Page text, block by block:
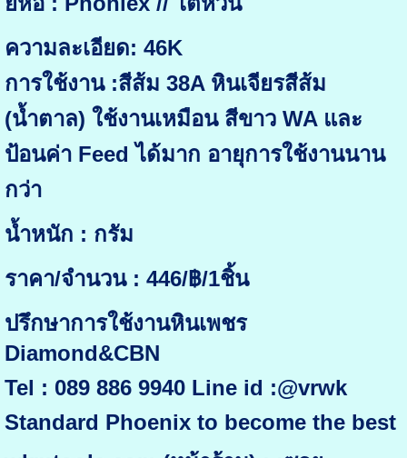
ความละเอียด: 46K
การใช้งาน :สีส้ม 38A หินเจียรสีส้ม
(น้ำตาล) ใช้งานเหมือน สีขาว WA และ
ป้อนค่า Feed ได้มาก อายุการใช้งานนาน
กว่า
น้ำหนัก : กรัม
ราคา/จำนวน : 446/฿/1ชิ้น
ปรึกษาการใช้งานหินเพชร
Diamond&CBN
Tel : 089 886 9940 Line id :@vrwk
Standard Phoenix to become the best